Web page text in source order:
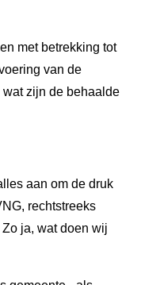
met betrekking tot
van de
zijn de behaalde
aan om de druk
rechtstreeks
ja, wat doen wij